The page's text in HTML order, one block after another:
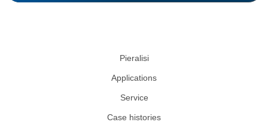
Pieralisi
Applications
Service
Case histories